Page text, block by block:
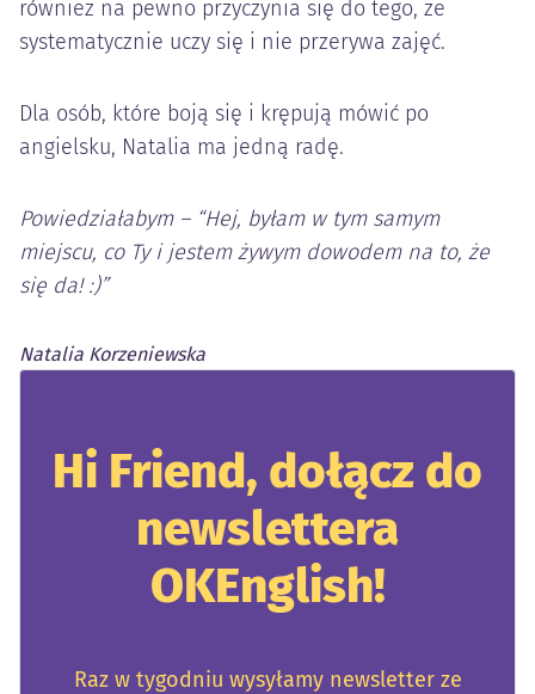
również na pewno przyczynia się do tego, że
systematycznie uczy się i nie przerywa zajęć.
Dla osób, które boją się i krępują mówić po
angielsku, Natalia ma jedną radę.
Powiedziałabym – “Hej, byłam w tym samym
miejscu, co Ty i jestem żywym dowodem na to, że
się da! :)”
Natalia Korzeniewska
Hi Friend, dołącz do
newslettera
OKEnglish!
Raz w tygodniu wysyłamy newsletter ze